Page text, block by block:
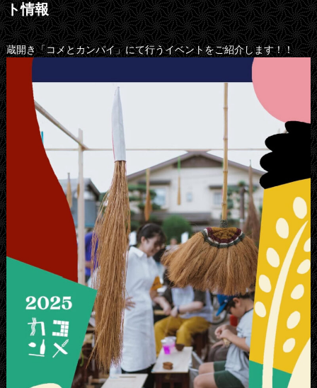
ト情報
蔵開き「コメとカンパイ」にて行うイベントをご紹介します！！